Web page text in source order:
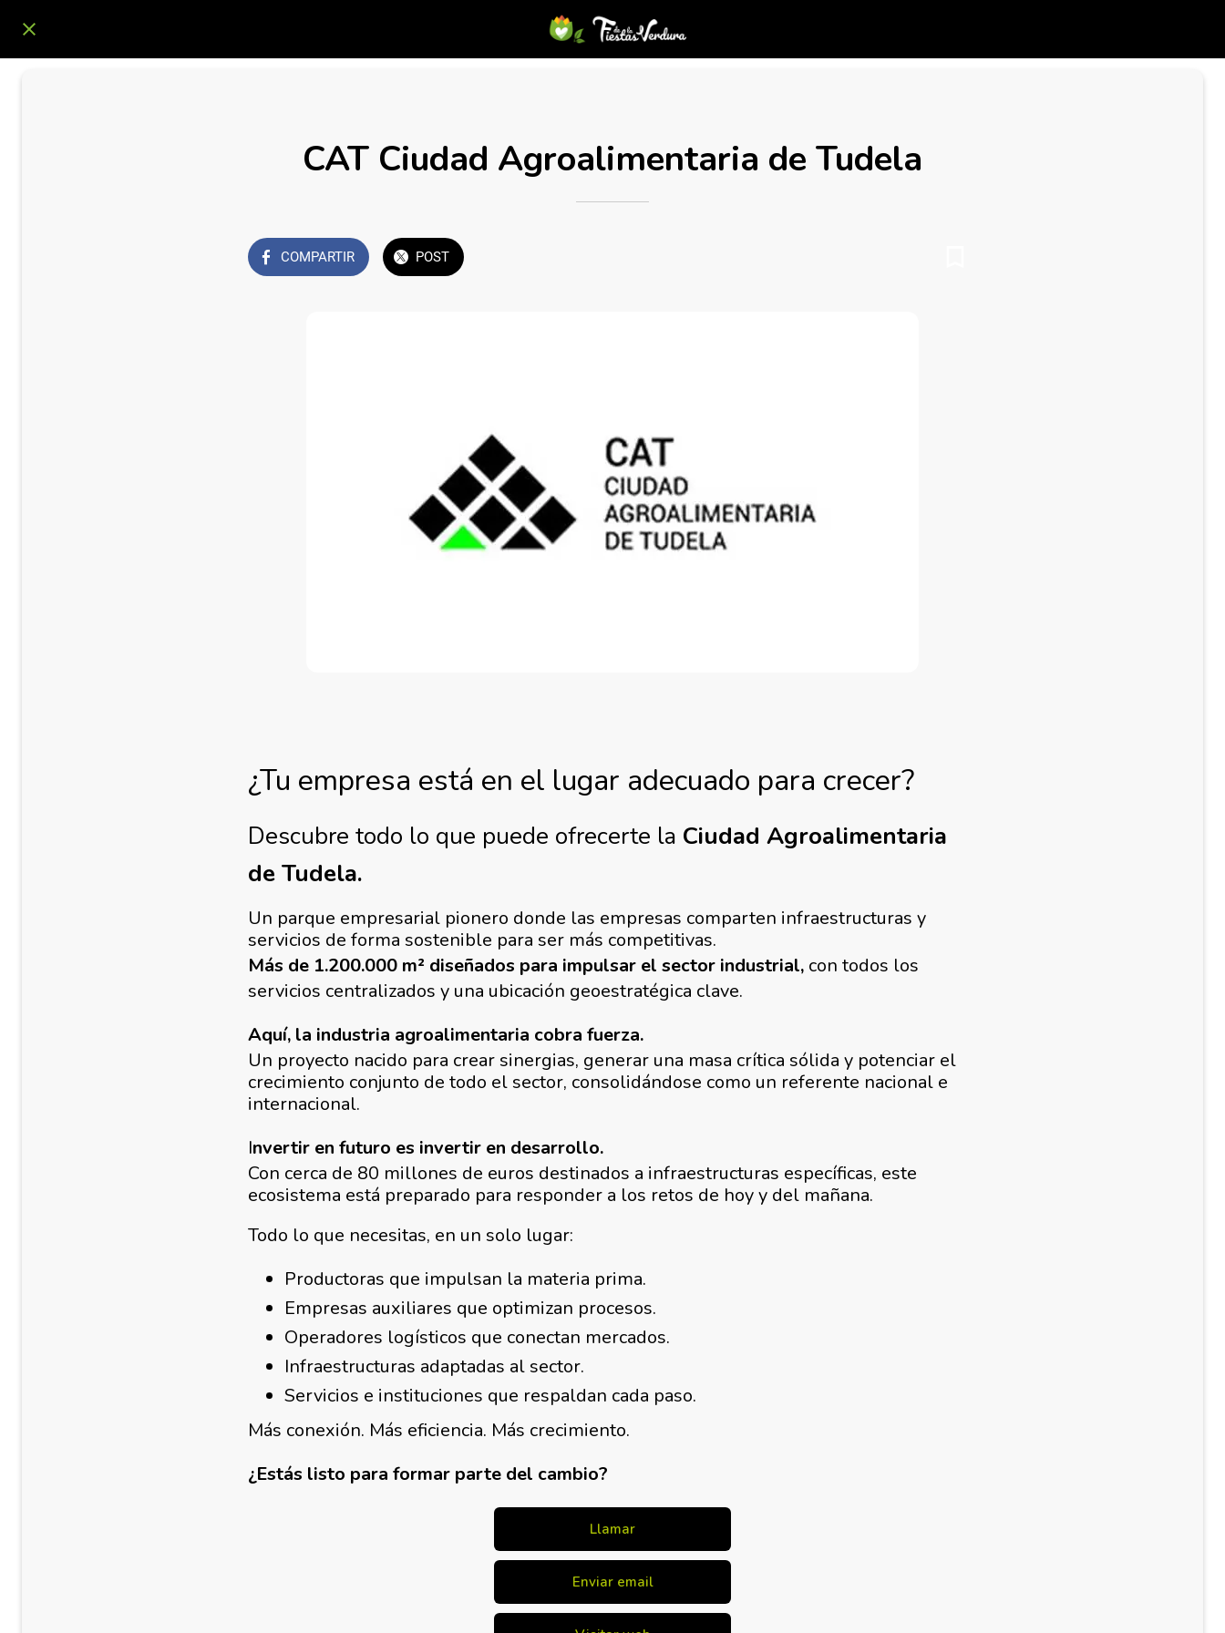
CAT Ciudad Agroalimentaria de Tudela
COMPARTIR POST
¿Tu empresa está en el lugar adecuado para crecer?
Descubre todo lo que puede ofrecerte la Ciudad Agroalimentaria
de Tudela.
Un parque empresarial pionero donde las empresas comparten infraestructuras y
servicios de forma sostenible para ser más competitivas.
Más de 1.200.000 m² diseñados para impulsar el sector industrial, con todos los
servicios centralizados y una ubicación geoestratégica clave.
Aquí, la industria agroalimentaria cobra fuerza.
Un proyecto nacido para crear sinergias, generar una masa crítica sólida y potenciar el
crecimiento conjunto de todo el sector, consolidándose como un referente nacional e
internacional.
Invertir en futuro es invertir en desarrollo.
Con cerca de 80 millones de euros destinados a infraestructuras específicas, este
ecosistema está preparado para responder a los retos de hoy y del mañana.
Todo lo que necesitas, en un solo lugar:
Productoras que impulsan la materia prima.
Empresas auxiliares que optimizan procesos.
Operadores logísticos que conectan mercados.
Infraestructuras adaptadas al sector.
Servicios e instituciones que respaldan cada paso.
Más conexión. Más eficiencia. Más crecimiento.
¿Estás listo para formar parte del cambio?
Llamar
Enviar email